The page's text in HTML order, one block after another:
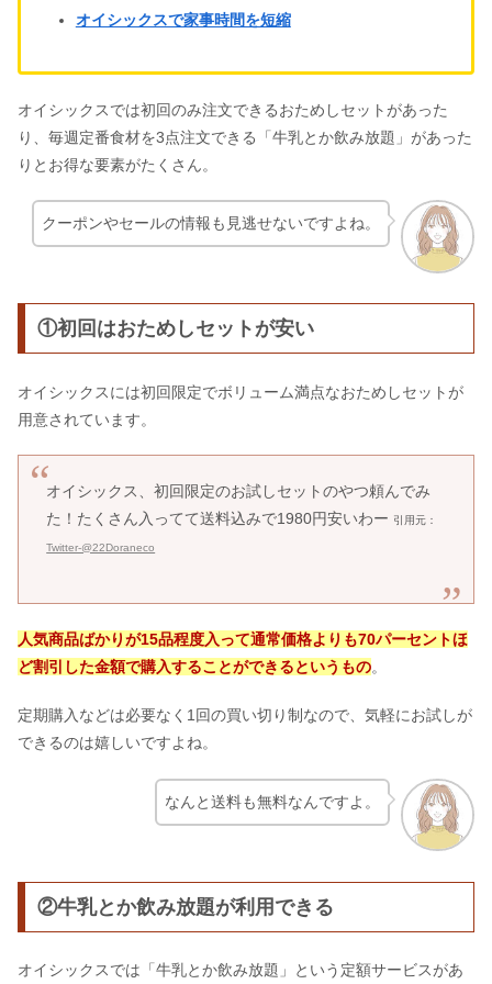
オイシックスで家事時間を短縮
オイシックスでは初回のみ注文できるおためしセットがあった
り、毎週定番食材を3点注文できる「牛乳とか飲み放題」があった
りとお得な要素がたくさん。
クーポンやセールの情報も見逃せないですよね。
①初回はおためしセットが安い
オイシックスには初回限定でボリューム満点なおためしセットが
用意されています。
オイシックス、初回限定のお試しセットのやつ頼んでみ
た！たくさん入ってて送料込みで1980円安いわー 引用元：
Twitter-@22Doraneco
人気商品ばかりが15品程度入って通常価格よりも70パーセントほ
ど割引した金額で購入することができるというもの。
定期購入などは必要なく1回の買い切り制なので、気軽にお試しが
できるのは嬉しいですよね。
なんと送料も無料なんですよ。
②牛乳とか飲み放題が利用できる
オイシックスでは「牛乳とか飲み放題」という定額サービスがあ